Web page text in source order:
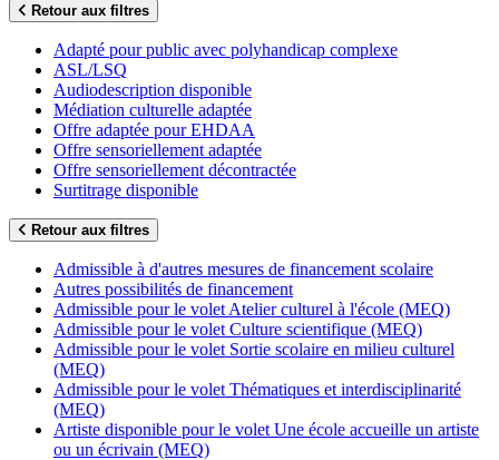
Retour aux filtres
Adapté pour public avec polyhandicap complexe
ASL/LSQ
Audiodescription disponible
Médiation culturelle adaptée
Offre adaptée pour EHDAA
Offre sensoriellement adaptée
Offre sensoriellement décontractée
Surtitrage disponible
Retour aux filtres
Admissible à d'autres mesures de financement scolaire
Autres possibilités de financement
Admissible pour le volet Atelier culturel à l'école (MEQ)
Admissible pour le volet Culture scientifique (MEQ)
Admissible pour le volet Sortie scolaire en milieu culturel
(MEQ)
Admissible pour le volet Thématiques et interdisciplinarité
(MEQ)
Artiste disponible pour le volet Une école accueille un artiste
ou un écrivain (MEQ)